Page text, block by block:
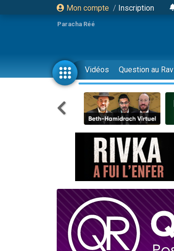
Mon compte / Inscription
Paracha Réé
Vidéos Question au Rav